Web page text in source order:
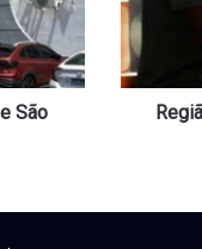
São
tem
de
oito